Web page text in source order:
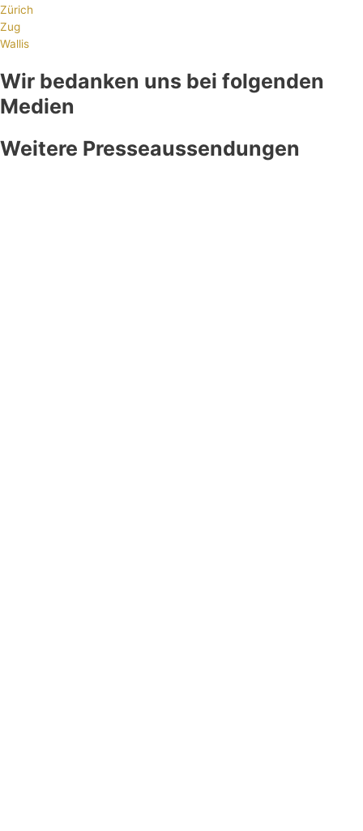
Zürich
Zug
Wallis
Wir bedanken uns bei folgenden
Medien
Weitere Presseaussendungen